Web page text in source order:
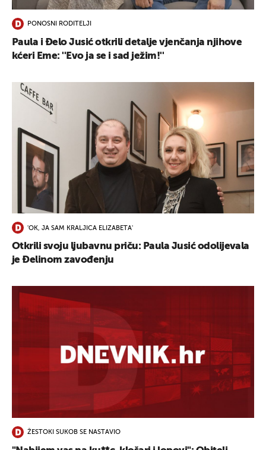
PONOSNI RODITELJI
Paula i Đelo Jusić otkrili detalje vjenčanja njihove
kćeri Eme: ''Evo ja se i sad ježim!''
'OK, JA SAM KRALJICA ELIZABETA'
Otkrili svoju ljubavnu priču: Paula Jusić odolijevala
je Đelinom zavođenju
ŽESTOKI SUKOB SE NASTAVIO